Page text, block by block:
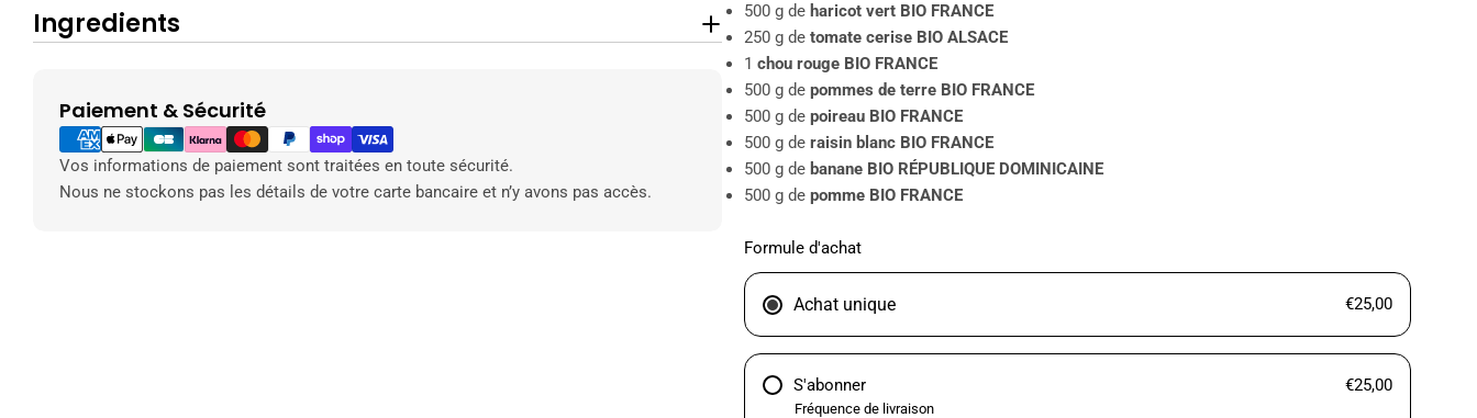
Ingredients
Paiement & Sécurité
Modes
de
paiement
Vos informations de paiement sont traitées en toute sécurité.
Nous ne stockons pas les détails de votre carte bancaire et n’y avons pas accès.
500 g de haricot vert BIO FRANCE
250 g de tomate cerise BIO ALSACE
1 chou rouge BIO FRANCE
500 g de pommes de terre BIO FRANCE
500 g de poireau BIO FRANCE
500 g de raisin blanc BIO FRANCE
500 g de banane BIO RÉPUBLIQUE DOMINICAINE
500 g de pomme BIO FRANCE
Formule d'achat
Achat unique €25,00
S'abonner €25,00
Fréquence de livraison